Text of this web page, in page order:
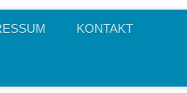
KONTAKT